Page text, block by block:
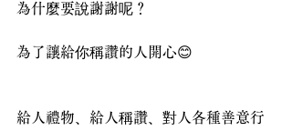
為什麼要說謝謝呢？
為了讓給你稱讚的人開心😊
給人禮物、給人稱讚、對人各種善意行